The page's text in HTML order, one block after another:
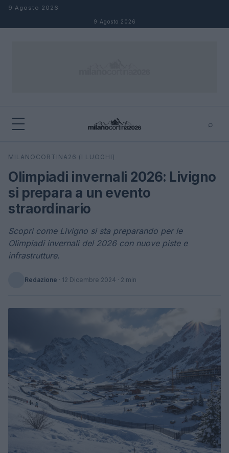
Salta al contenuto
9 Agosto 2026
9 Agosto 2026
⌕
Cerca
MILANOCORTINA26 (I LUOGHI)
Olimpiadi invernali 2026: Livigno
si prepara a un evento
straordinario
Scopri come Livigno si sta preparando per le
Olimpiadi invernali del 2026 con nuove piste e
infrastrutture.
Redazione · 12 Dicembre 2024 · 2 min